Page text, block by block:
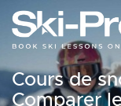
Cours de
Comparer